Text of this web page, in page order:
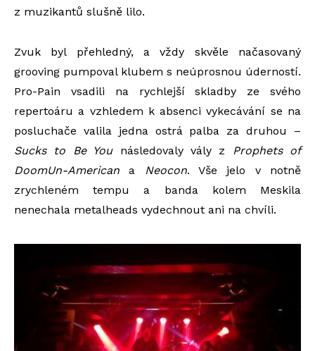
z muzikantů slušně lilo.
Zvuk byl přehledný, a vždy skvěle načasovaný
grooving pumpoval klubem s neúprosnou úderností.
Pro-Pain vsadili na rychlejší skladby ze svého
repertoáru a vzhledem k absenci vykecávání se na
posluchače valila jedna ostrá palba za druhou –
Sucks to Be Younásledovaly vály z Prophets of
DoomUn-American a Neocon. Vše jelo v notně
zrychleném tempu a banda kolem Meskila
nenechala metalheads vydechnout ani na chvíli.